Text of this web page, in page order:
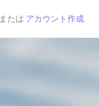
または アカウント作成